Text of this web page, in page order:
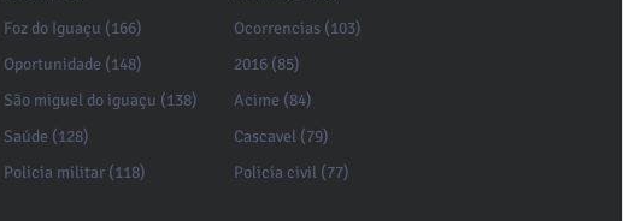
Foz do Iguaçu (166)
Oportunidade (148)
São miguel do iguaçu (138)
Saúde (128)
Policia militar (118)
Ocorrencias (103)
2016 (85)
Acime (84)
Cascavel (79)
Policia civil (77)